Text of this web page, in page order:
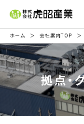
ホーム 会社案内TOP
拠点・